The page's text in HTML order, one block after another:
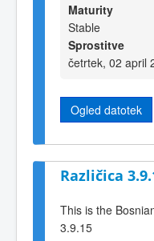
Maturity
Stable
Sprostitve
četrtek, 02 april
Ogled datotek
Različica
This is the
3.9.15